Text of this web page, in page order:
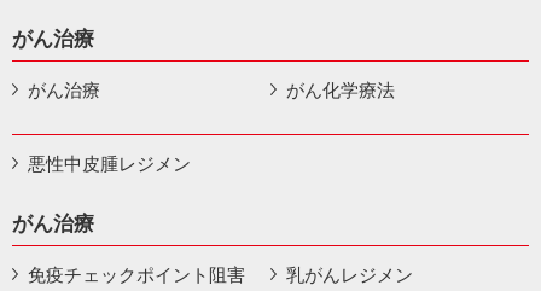
がん治療
がん治療 がん化学療法
悪性中皮腫レジメン
がん治療
免疫チェックポイント阻害
乳がんレジメン